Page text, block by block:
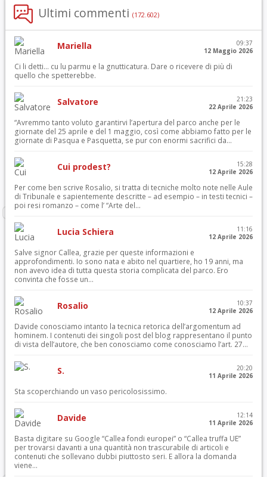
Ultimi commenti (172.602)
Mariella
09:37
12 Maggio 2026
Ci li detti… cu lu parmu e la gnutticatura. Dare o ricevere di più di
quello che spetterebbe.
Salvatore
21:23
22 Aprile 2026
“Avremmo tanto voluto garantirvi l’apertura del parco anche per le
giornate del 25 aprile e del 1 maggio, così come abbiamo fatto per le
giornate di Pasqua e Pasquetta, se pur con enormi sacrifici da...
Cui prodest?
15:28
12 Aprile 2026
Per come ben scrive Rosalio, si tratta di tecniche molto note nelle Aule
di Tribunale e sapientemente descritte – ad esempio – in testi tecnici –
poi resi romanzo – come l’ “Arte del...
Lucia Schiera
11:16
12 Aprile 2026
Salve signor Callea, grazie per queste informazioni e
approfondimenti. Io sono nata e abito nel quartiere, ho 19 anni, ma
non avevo idea di tutta questa storia complicata del parco. Ero
convinta che fosse un...
Rosalio
10:37
12 Aprile 2026
Davide conosciamo intanto la tecnica retorica dell’argomentum ad
hominem. I contenuti dei singoli post del blog rappresentano il punto
di vista dell’autore, che ben conosciamo come conosciamo l’art. 27...
S.
20:20
11 Aprile 2026
Sta scoperchiando un vaso pericolosissimo.
Davide
12:14
11 Aprile 2026
Basta digitare su Google “Callea fondi europei” o “Callea truffa UE”
per trovarsi davanti a una quantità non trascurabile di articoli e
contenuti che sollevano dubbi piuttosto seri. E allora la domanda
viene...